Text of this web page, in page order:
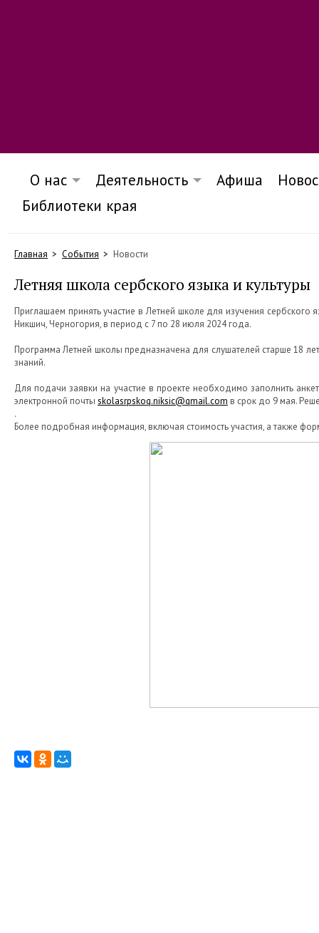
О нас Деятельность Афиша
Библиотеки края
Главная События Новости
Летняя школа сербского языка и культуры
Приглашаем принять участие в Летней школе для изучения
Никшич, Черногория, в период с 7 по 28 июля 2024 года.
Программа Летней школы предназначена для слушателей старше 18
знаний.
Для подачи заявки на участие в проекте необходимо заполнить
электронной почты skolasrpskoq.niksic@qmail.com в срок до 9 мая.
.
Более подробная информация, включая стоимость участия, а также